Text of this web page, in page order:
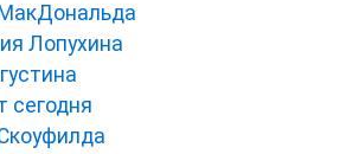
Лопухина
сегодня